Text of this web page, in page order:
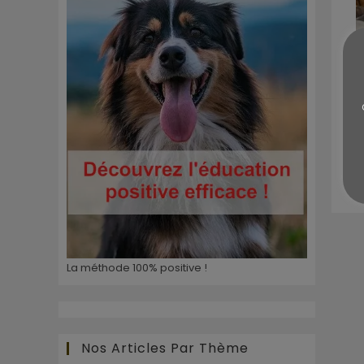
La méthode 100% positive !
Nos Articles Par Thème